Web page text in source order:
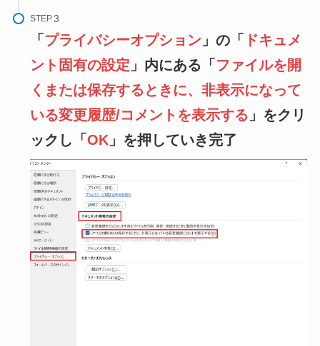
STEP
「 プライバシーオプション 」の「
ドキュメ
ント固有の設定 」内にある「 ファイルを開
くまたは保存するときに、非表示になって
いる変更履歴/コメントを表示する 」をクリ
ックし「 OK」を押していき完了